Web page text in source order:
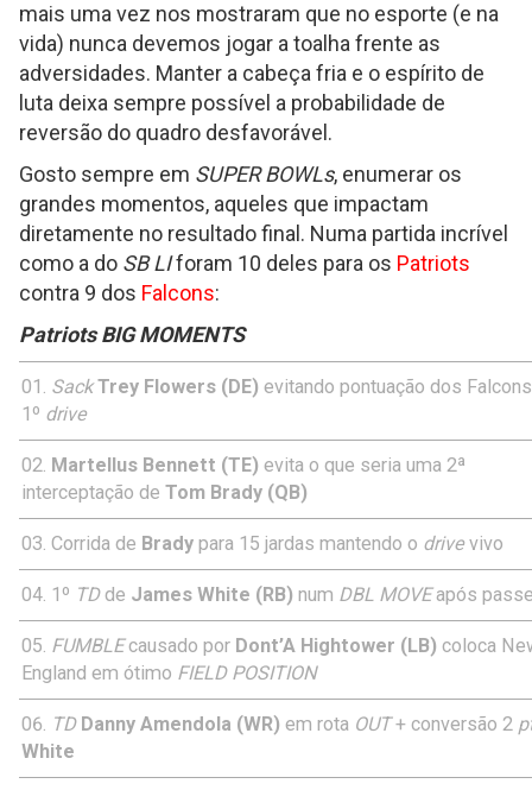
mais uma vez nos mostraram que no esporte (e na
vida) nunca devemos jogar a toalha frente as
adversidades. Manter a cabeça fria e o espírito de
luta deixa sempre possível a probabilidade de
reversão do quadro desfavorável.
Gosto sempre em SUPER BOWLs, enumerar os
grandes momentos, aqueles que impactam
diretamente no resultado final. Numa partida incrível
como a do SB LIforam 10 deles para os Patriots
contra 9 dos Falcons:
Patriots BIG MOMENTS
Sack Trey Flowers (DE) evitando pontuação dos
1º drive
Martellus Bennett (TE) evita o que seria uma 2ª
interceptação de Tom Brady (QB)
Corrida de Brady para 15 jardas mantendo o drivevivo
1º TDde James White (RB) num DBL MOVEapós
FUMBLEcausado por Dont’A Hightower (LB) coloca
England em ótimo FIELD POSITION
TD Danny Amendola (WR) em rota OUT+ conversão 2
White